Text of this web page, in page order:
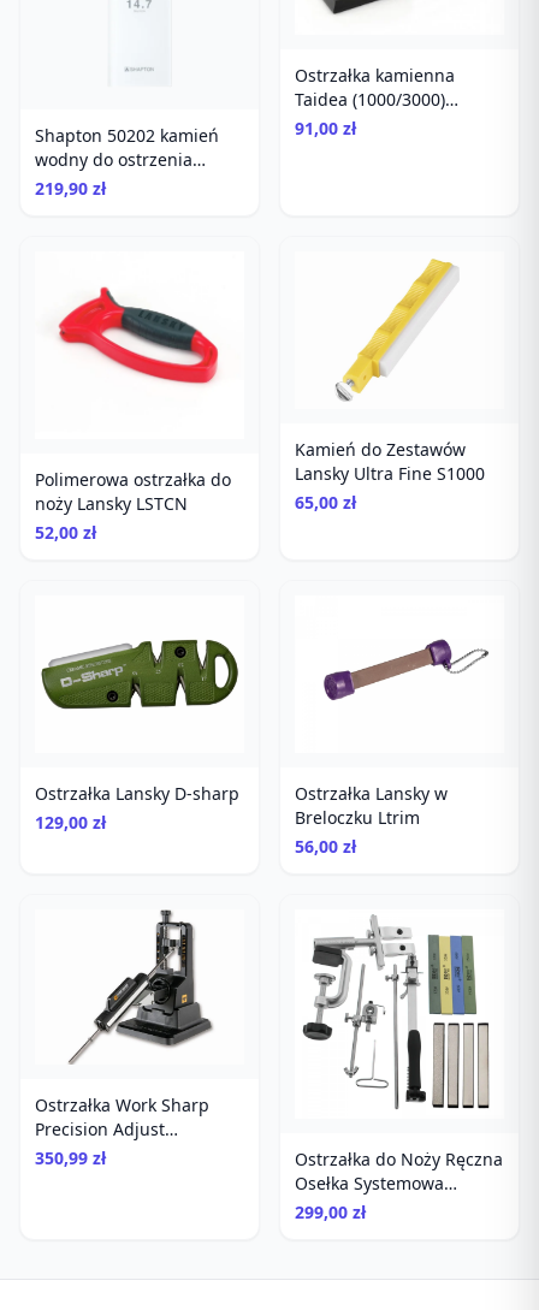
Shapton 50202 kamień
wodny do ostrzenia
gradacja 1000
219,90 zł
Ostrzałka kamienna
Taidea (1000/3000)
TG6310
91,00 zł
Polimerowa ostrzałka do
noży Lansky LSTCN
52,00 zł
Kamień do Zestawów
Lansky Ultra Fine S1000
65,00 zł
Ostrzałka Lansky D-sharp
129,00 zł
Ostrzałka Lansky w
Breloczku Ltrim
56,00 zł
Ostrzałka Work Sharp
Precision Adjust
diamentowa
350,99 zł
Ostrzałka do Noży Ręczna
Osełka Systemowa
Diamenty Kamienie
299,00 zł